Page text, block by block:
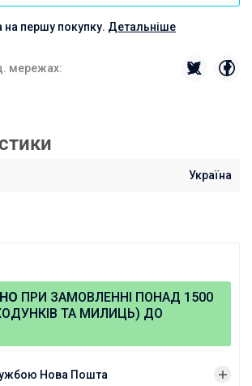
на першу покупку. Детальніше
мережах:
Україна
ПРИ ЗАМОВЛЕННІ ПОНАД 1500
ТА МИЛИЦЬ) ДО
Нова Пошта